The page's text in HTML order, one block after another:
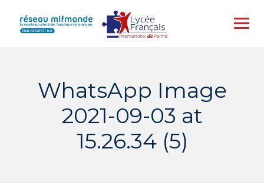
content
WhatsApp Image
2021-09-03 at
15.26.34 (5)